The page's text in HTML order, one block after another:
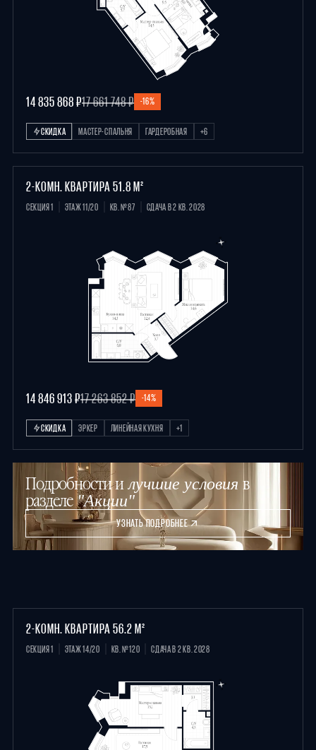
14 835 868 ₽17 661 748 ₽ -16%
СКИДКА МАСТЕР-СПАЛЬНЯ ГАРДЕРОБНАЯ +6
2-КОМН. КВАРТИРА 51.8 М²
СЕКЦИЯ 1 ЭТАЖ 11/20 КВ. №87 СДАЧА В 2 КВ. 2028
14 846 913 ₽17 263 852 ₽ -14%
СКИДКА ЭРКЕР ЛИНЕЙНАЯ КУХНЯ +1
Подробности илучшие условия в
разделе"Акции"
УЗНАТЬ ПОДРОБНЕЕ
2-КОМН. КВАРТИРА 56.2 М²
СЕКЦИЯ 1 ЭТАЖ 14/20 КВ. №120 СДАЧА В 2 КВ. 2028